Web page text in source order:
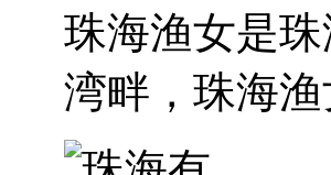
珠海渔女是
湾畔，珠海